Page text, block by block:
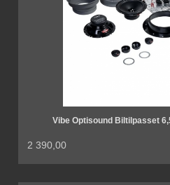
Vibe Optisound Biltilpasset
2 390,00